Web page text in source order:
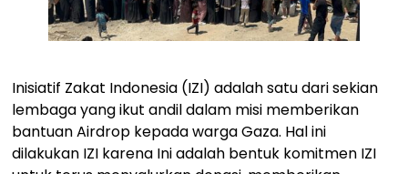
Inisiatif Zakat Indonesia (IZI) adalah satu dari sekian
lembaga yang ikut andil dalam misi memberikan
bantuan Airdrop kepada warga Gaza. Hal ini
dilakukan IZI karena Ini adalah bentuk komitmen IZI